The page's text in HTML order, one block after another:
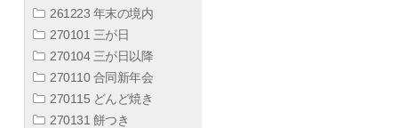
261223 年末の境内
270101 三が日
270104 三が日以降
270110 合同新年会
270115 どんど焼き
270131 餅つき